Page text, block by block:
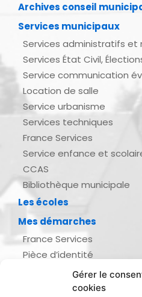
Gérer le
cookies
Archives conseil
Services municipaux
Services administratifs et
Services État Civil,
Service communication
Location de salle
Service urbanisme
Services techniques
France Services
Service enfance et
CCAS
Bibliothèque municipale
Les écoles
Mes démarches
France Services
Pièce d’identité
Demande d’actes d’état